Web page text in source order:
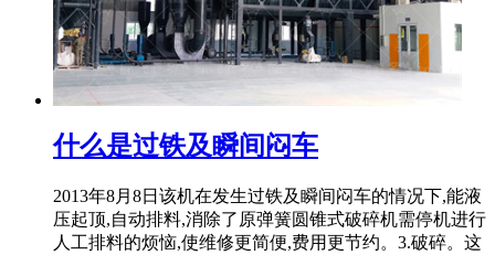
什么是过铁及瞬间闷车
2013年8月8日该机在发生过铁及瞬间闷车的情况下,能液
压起顶,自动排料,消除了原弹簧圆锥式破碎机需停机进行
人工排料的烦恼,使维修更简便,费用更节约。3.破碎。这